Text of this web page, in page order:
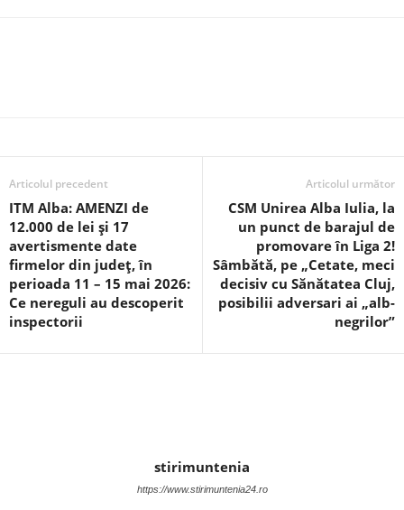
Articolul precedent
ITM Alba: AMENZI de
12.000 de lei și 17
avertismente date
firmelor din județ, în
perioada 11 – 15 mai 2026:
Ce nereguli au descoperit
inspectorii
Articolul următor
CSM Unirea Alba Iulia, la
un punct de barajul de
promovare în Liga 2!
Sâmbătă, pe „Cetate, meci
decisiv cu Sănătatea Cluj,
posibilii adversari ai „alb-
negrilor”
stirimuntenia
https://www.stirimuntenia24.ro